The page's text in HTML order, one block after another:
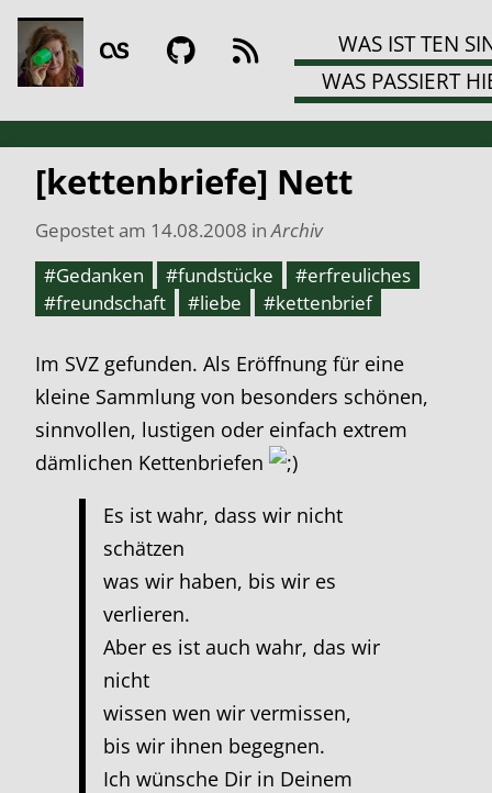
WAS IST TEN
WAS PASSIERT
[kettenbriefe] Nett
Gepostet am 14.08.2008 inArchiv
#Gedanken
#fundstücke
#erfreuliches
#freundschaft
#liebe #kettenbrief
Im SVZ gefunden. Als Eröffnung für eine
kleine Sammlung von besonders schönen,
sinnvollen, lustigen oder einfach extrem
dämlichen Kettenbriefen
Es ist wahr, dass wir nicht
schätzen
was wir haben, bis wir es
verlieren.
Aber es ist auch wahr, das wir
nicht
wissen wen wir vermissen,
bis wir ihnen begegnen.
Ich wünsche Dir in Deinem